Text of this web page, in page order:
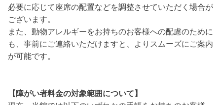
必要に応じて座席の配置などを調整させていただく場合が
ございます。
また、動物アレルギーをお持ちのお客様への配慮のために
も、事前にご連絡いただけますと、よりスムーズにご案内
が可能です。
【障がい者料金の対象範囲について】